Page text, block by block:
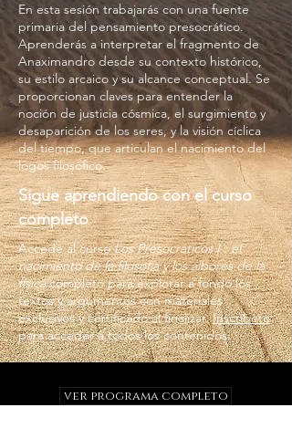
En esta sesión trabajarás con una fuente
primaria del pensamiento presocrático.
Aprenderás a interpretar el fragmento de
Anaximandro desde su contexto histórico,
su estilo arcaico y su alcance conceptual. Se
proporcionan claves para entender la
noción de justicia cósmica, el surgimiento y
desaparición de los seres, y la visión cíclica
del tiempo, que articulan el nacimiento del
logos filosófico.
Sigue aprendiendo con el curso
completo
Accede al cursoLos Presocráticos I : el
nacimiento de la filosofía y los albores de la
físicacompleto para explorar a fondo los
textos y argumentos con materiales
exclusivos y certificado al finalizar.Inscríbete
para acceder a todos los contenidos.
ver programa completo